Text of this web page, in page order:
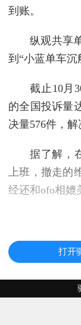
到账。
纵观共享
到“小蓝单车沉
截止10月
的全国投诉量
决量576件，解
据了解，
上班，撤走的
经还和ofo相媲
打开